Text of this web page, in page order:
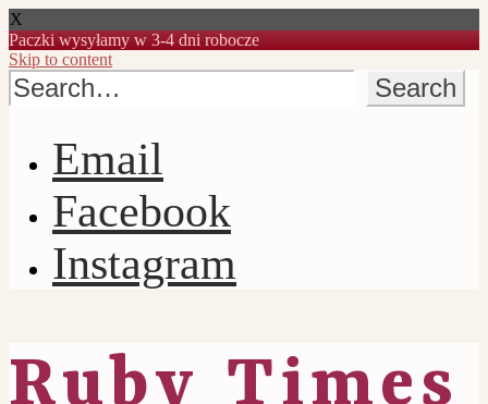
X
Paczki wysyłamy w 3-4 dni robocze
Skip to content
Email
Facebook
Instagram
Ruby Times